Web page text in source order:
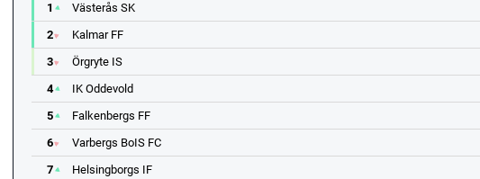
1
Västerås SK
2
Kalmar FF
3
Örgryte IS
4
IK Oddevold
5
Falkenbergs FF
6
Varbergs BoIS FC
7
Helsingborgs IF